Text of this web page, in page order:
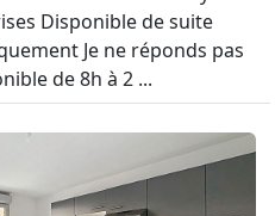
Disponible de suite
Je ne réponds pas
de 8h à 2 ...